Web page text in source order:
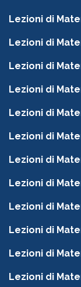
Lezioni di
Lezioni di
Lezioni di
Lezioni di
Lezioni di
Lezioni di
Lezioni di
Lezioni di
Lezioni di
Lezioni di
Lezioni di
Lezioni di